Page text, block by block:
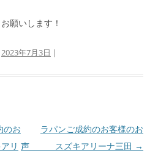
願いします！
2023年7月3日 |
のお
リ
ラパンご成約のお客様のお
声 スズキアリーナ三田 →